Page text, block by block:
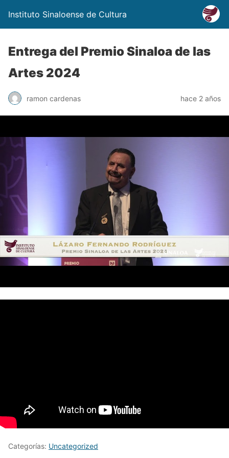
Instituto Sinaloense de Cultura
Entrega del Premio Sinaloa de las
Artes 2024
ramon cardenas hace 2 años
Categorías: Uncategorized